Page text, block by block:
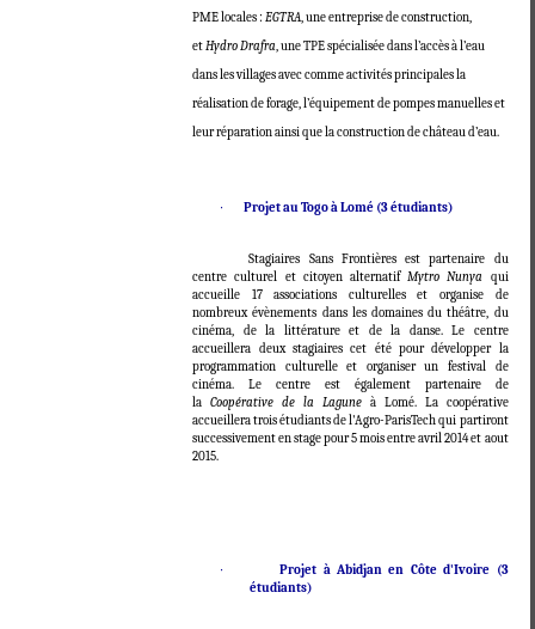
PME locales :EGTRA, une entreprise de construction,
etHydro Drafra, une TPE spécialisée dans l’accès à l’eau
dans les villages avec comme activités principales la
réalisation de forage, l’équipement de pompes manuelles et
leur réparation ainsi que la construction de château d’eau.
·Projet au Togo à Lomé (3 étudiants)
Stagiaires Sans Frontières est partenaire du
centre culturel et citoyen alternatifMytro Nunya
qui
accueille 17 associations culturelles et organise de
nombreux évènements dans les domaines du théâtre, du
cinéma, de la littérature et de la danse. Le centre
accueillera deux stagiaires cet été pour développer la
programmation culturelle et organiser un festival de
cinéma. Le centre est également partenaire de
laCoopérative de la Laguneà Lomé. La coopérative
accueillera trois étudiants de l'Agro-ParisTech qui partiront
successivement en stage pour 5 mois entre avril 2014 et aout
2015.
·Projet à Abidjan en Côte d'Ivoire (3
étudiants)